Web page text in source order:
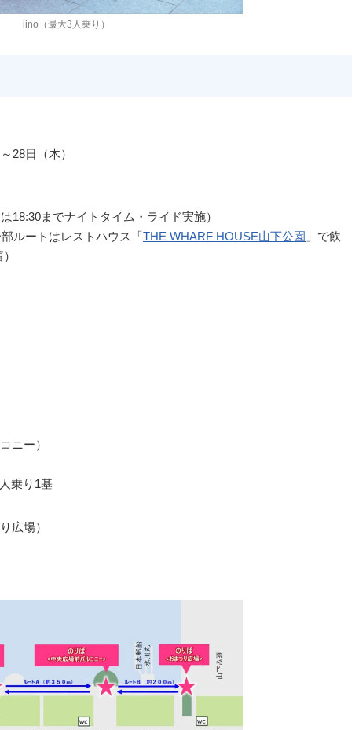
iino（最大3人乗り）
28日（木）
18:30までナイトタイム・ライド実施）
ルートはレストハウス「THE WHARF HOUSE山下公園 」で飲
ニー）
乗り1基
広場）